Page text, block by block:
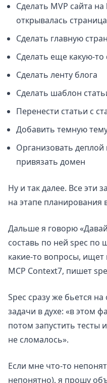
Сделать MVP сайта
открывалась
Сделать главную
Сделать еще какую-то
Сделать ленту блога
Сделать шаблон
Перенести статьи с
Добавить темную
Организовать деплой
привязать домен
Ну и так далее. Все эти
на этапе
Дальше я говорю
составь по ней spec по
какие-то вопросы, ищет
MCP Context7, пишет
Spec сразу же бьется
задачи в духе: «в этом
потом запустить тесты
не сломалось».
Если мне что-то
непонятно), я прошу